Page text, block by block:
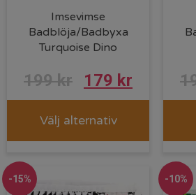
Imsevimse
Badblöja/Badbyxa
Turquoise Dino
199kr 179 kr
Välj alternativ
-15% -10%